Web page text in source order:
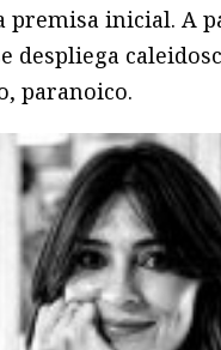
premisa inicial. A
despliega
paranoico.